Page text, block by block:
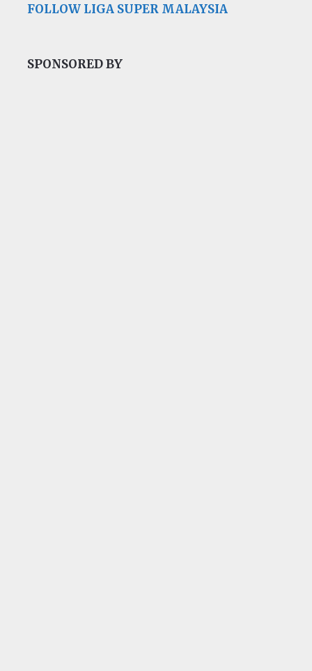
FOLLOW LIGA SUPER MALAYSIA
SPONSORED BY